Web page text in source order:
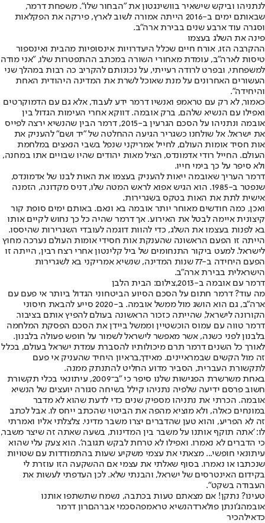
לנתניהו וביקש שישאיר בוושינגטון את "הבחור שלו". משפחת דרמר,
שבאותם ימים ב-2016 הייתה אמורה לשוב לארץ, פירקה את הפקלאות
וסגרה עוד ארבע שנים בבירת ארה"ב.
פינה את השלג בעצמו
ההקרבה הזו, אורח חיים שכלל היעדרויות אינסופיות מהבית ואינספור
טיסות לארה"ב, עומדת מאחורי השורה במכתב ההתפטרות שלו, "אני מודה
למשפחתי, ובפרט לרודה רעייתי, על נכונותם להקריב כה רבות במהלך שני
העשורים האחרונים על מנת שאוכל לשרת את המדינה היהודית האחת
והיחידה".
כאמור, לא רק עם טראמפ ואנשיו דרמר ידע לעבוד, אלא גם עם הדמוקרטים
ואפילו עם הנשיא שלהם, ברק אובמה. דווקא אחרי העימות הגדול בין
אובמה ונתניהו על הסכם הגרעין ב-2015, דרמר הבין שהנשיא ירצה לפייס
את ישראל. אל שולחנו כשגריר הגיעה ההחלטה של "יד ושם" להעניק את
אות חסיד אומות העולם, לחייל אמריקני שנפל בשבי הנאצים במלחמת
העולם. החייל רודי אדמונדס, הציל מאות יהודים שהיו שבויים אתו במחנה,
ולא סיפר על כך בימי חייו.
דרמר העריך שאובמה ייאות להעניק בעצמו את האות לבנו של אדמונדס,
שנפטר ב-1985. הוא הגיש אפוא לראש המטה שלו, דניס מקדונה, הזמנה
אישית לתת את האות בטקס בשגרירות.
ואכן, כמה חודשים מאוחר יותר אובמה בא ונאם. באותם ימים סופת קור
קיצונית איימה לבטל את האירוע. אך דרמר שהיה כל כך נחוש לקיים אותו
בא לפנות בעצמו את השלג, כדי להוות דוגמה לעובדי השגרירות שהיססו.
הייתה זו הפעם הראשונה שהענקת אות חסידי אומות העולם נערכה מחוץ
לישראל. למעט ביקור התנחומים של ביל קלינטון אחרי רצח רבין, הייתה זו
הפעם היחידה ב-77 שנות המדינה, שנשיא אמריקני בא לשגרירות
הישראלית בבירת ארה"ב.
דרמר עם אובמה ב-2013,צילום: הבית הלבן
מה עוד? דרמר חתום על הסכם הסיוע הביטחוני הגדול ביותר אי פעם עם
ארה"ב, גם הוא הושג מול ממשל אובמה. ב-2020 סייע להבאת חיסוני
הקורונה לישראל, שהייתה כזכור הראשונה בעולם להפיץ אותם בציבור.
דרמר טווה עם עמוס הוכשטיין וממשל ביידן את הסכם הפסקת המלחמה
בלבנון לפני כשנה, אשר מאפשר לישראל לשמור על חופש פעולה בלבנון.
לאורך כל השנים דרמר תרם מיכולותיו להסברת עמדת ישראל בעולם, בכלל
זה מול הקשים שבמראיינים. מאידך,בראיון היחיד שהעניק אי פעם
לתקשורת העברית, הסביר מדוע החליט להתנתק ממנה.
באחת משרשרת הפגישות שלנו סיפר כי "ב־2009, עיתונאי בכלי תקשורת
חשוב פרסם ידיעה שלפיה נתניהו קילל בשיחה סגורה יועצים של הנשיא
אובמה. הכרתי את נתניהו מספיק שנים כדי לדעת שהוא לא מדבר
במונחים כאלה, ולא מוציא מהפה את הביטוי שהכתב ייחס לו. אבל לכתב
זה לא הפריע, והוא טען שהדברים יצרו משבר מדיני. צלצלתי אליו ואמרתי
לו: 'אתה תוקף אותנו על משבר בין המדינות, בשעה שאתה זה שיצר משבר,
כי הדברים לא נאמרו. ואפילו לא טרחת לבקש תגובה'. הוא צעק עלי שהוא
עיתונאי חופשי... מצאתי את עצמי משקיע שעות בהתמודדות עם שטויות
שנכתבו או נאמרו. בסוף שאלתי את עצמי אם ההשקעה הזו עוזרת לי
בקידום האינטרסים של ישראל, והבנתי שלא. לכן העדפתי לעשות את
העבודה בשקט".
טעינו? נתקן! אם מצאתם טעות בכתבה, נשמח שתשתפו אותנו
אובמהג'ונתן פולארדהנשיא טראמפהסכמי אברהםרון דרמר
כדאילהכיר